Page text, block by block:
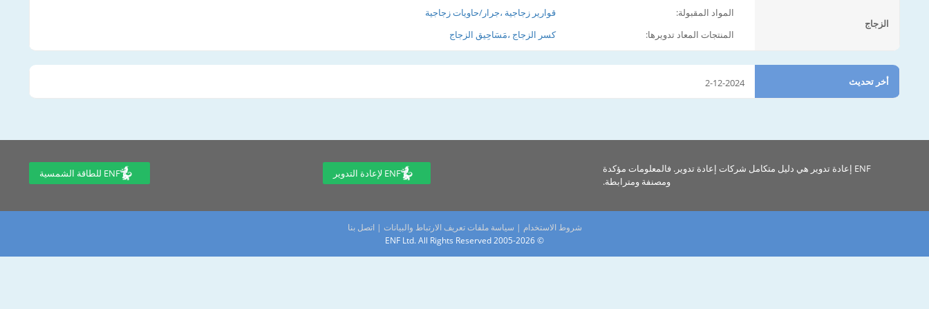
الزجاج
المواد المقبولة:
قوارير زجاجية ،جرار/حاويات زجاجية
المنتجات المعاد تدويرها:
كسر الزجاج ،مَسَاحِيق الزجاج
أخر تحديث 2-12-2024
ENF إعادة تدوير هي دليل متكامل شركات إعادة تدوير. فالمعلومات مؤكدة
ومصنفة ومترابطة.
ENF لإعادة التدوير ENF للطاقة الشمسية
شروط الاستخدام | سياسة ملفات تعريف الارتباط والبيانات |اتصل بنا
© 2005-2026 ENF Ltd. All Rights Reserved